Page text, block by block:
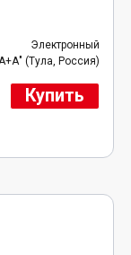
Электронный
(Тула, Россия)
Купить